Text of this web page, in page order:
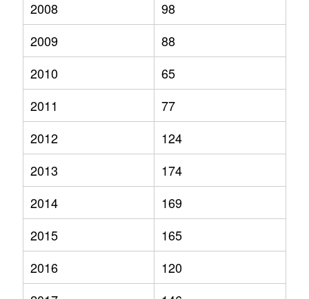
2008
98
2009
88
2010
65
2011
77
2012
124
2013
174
2014
169
2015
165
2016
120